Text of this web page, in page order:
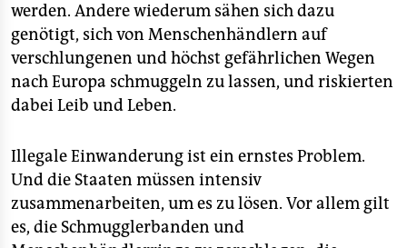
werden. Andere wiederum sähen sich dazu
genötigt, sich von Menschenhändlern auf
verschlungenen und höchst gefährlichen Wegen
nach Europa schmuggeln zu lassen, und riskierten
dabei Leib und Leben.
Illegale Einwanderung ist ein ernstes Problem.
Und die Staaten müssen intensiv
zusammenarbeiten, um es zu lösen. Vor allem gilt
es, die Schmugglerbanden und